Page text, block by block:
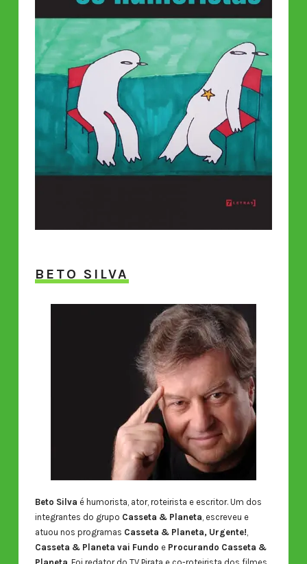
BETO SILVA
Beto Silva é humorista, ator, roteirista e escritor. Um dos
integrantes do grupo Casseta & Planeta, escreveu e
atuou nos programas Casseta & Planeta, Urgente!,
Casseta & Planeta vai Fundo e Procurando Casseta &